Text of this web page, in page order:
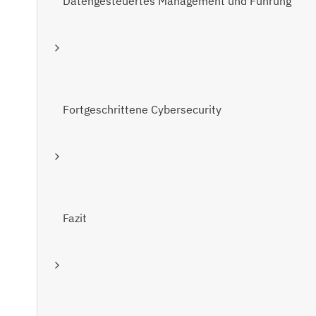
Fortgeschrittene Cybersecurity
Fazit